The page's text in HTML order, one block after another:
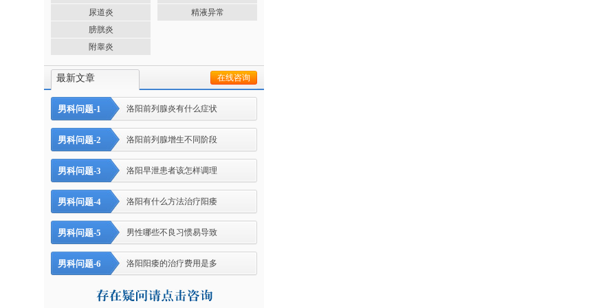
尿道炎
膀胱炎
附睾炎
精液异常
最新文章 在线咨询
男科问题-1 洛阳前列腺炎有什么症状
男科问题-2 洛阳前列腺增生不同阶段
男科问题-3 洛阳早泄患者该怎样调理
男科问题-4 洛阳有什么方法治疗阳痿
男科问题-5 男性哪些不良习惯易导致
男科问题-6 洛阳阳痿的治疗费用是多